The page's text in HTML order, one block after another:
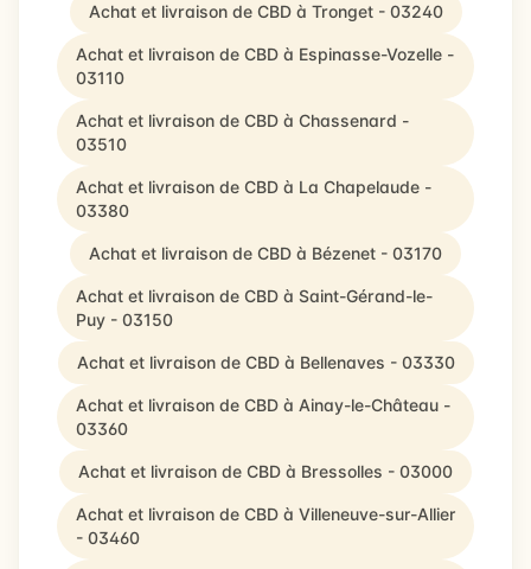
Achat et livraison de CBD à Tronget - 03240
Achat et livraison de CBD à Espinasse-Vozelle -
03110
Achat et livraison de CBD à Chassenard -
03510
Achat et livraison de CBD à La Chapelaude -
03380
Achat et livraison de CBD à Bézenet - 03170
Achat et livraison de CBD à Saint-Gérand-le-
Puy - 03150
Achat et livraison de CBD à Bellenaves - 03330
Achat et livraison de CBD à Ainay-le-Château -
03360
Achat et livraison de CBD à Bressolles - 03000
Achat et livraison de CBD à Villeneuve-sur-Allier
- 03460